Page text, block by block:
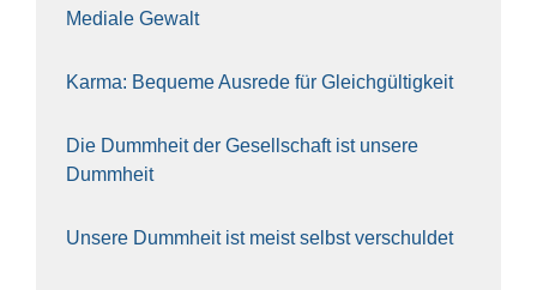
Media­le Gewalt
Kar­ma: Beque­me Aus­re­de für Gleich­gül­tig­keit
Die Dumm­heit der Gesell­schaft ist unse­re
Dumm­heit
Unse­re Dumm­heit ist meist selbst ver­schul­det